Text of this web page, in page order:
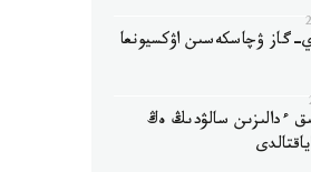
26 مۇناي-گاز ۋچاسكەسىن اۋكسيونعا
ءدالىزىن سالۋدىڭ ەڭ